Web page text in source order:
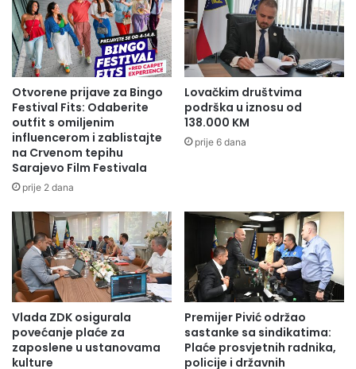
Otvorene prijave za Bingo
Festival Fits: Odaberite
outfit s omiljenim
influencerom i zablistajte
na Crvenom tepihu
Sarajevo Film Festivala
prije 2 dana
Lovačkim društvima
podrška u iznosu od
138.000 KM
prije 6 dana
Vlada ZDK osigurala
povećanje plaće za
zaposlene u ustanovama
kulture
Premijer Pivić održao
sastanke sa sindikatima:
Plaće prosvjetnih radnika,
policije i državnih